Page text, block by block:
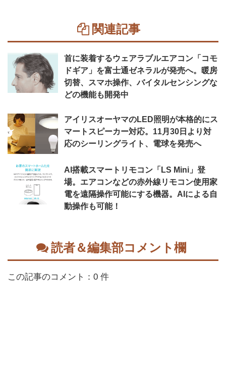
関連記事
首に装着するウェアラブルエアコン「コモ
ドギア」を富士通ゼネラルが発売へ。暖房
切替、スマホ操作、バイタルセンシングな
どの機能も開発中
アイリスオーヤマのLED照明が本格的にス
マートスピーカー対応。11月30日より対
応のシーリングライト、電球を発売へ
AI搭載スマートリモコン「LS Mini」登
場。エアコンなどの赤外線リモコン使用家
電を遠隔操作可能にする機器。AIによる自
動操作も可能！
読者＆編集部コメント欄
この記事のコメント：0 件